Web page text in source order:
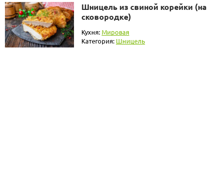
Шницель из свиной корейки (на
сковородке)
Кухня: Мировая
Категория: Шницель